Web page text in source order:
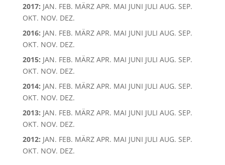
2017: JAN. FEB. MÄRZ APR. MAI JUNI JULI AUG. SEP.
OKT. NOV. DEZ.
2016: JAN. FEB. MÄRZ APR. MAI JUNI JULI AUG. SEP.
OKT. NOV. DEZ.
2015: JAN. FEB. MÄRZ APR. MAI JUNI JULI AUG. SEP.
OKT. NOV. DEZ.
2014: JAN. FEB. MÄRZ APR. MAI JUNI JULI AUG. SEP.
OKT. NOV. DEZ.
2013: JAN. FEB. MÄRZ APR. MAI JUNI JULI AUG. SEP.
OKT. NOV. DEZ.
2012: JAN. FEB. MÄRZ APR. MAI JUNI JULI AUG. SEP.
OKT. NOV. DEZ.